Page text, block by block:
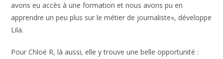
avons eu accès à une formation et nous avons pu en
apprendre un peu plus sur le métier de journaliste», développe
Lila.
Pour Chloé R, là aussi, elle y trouve une belle opportunité :